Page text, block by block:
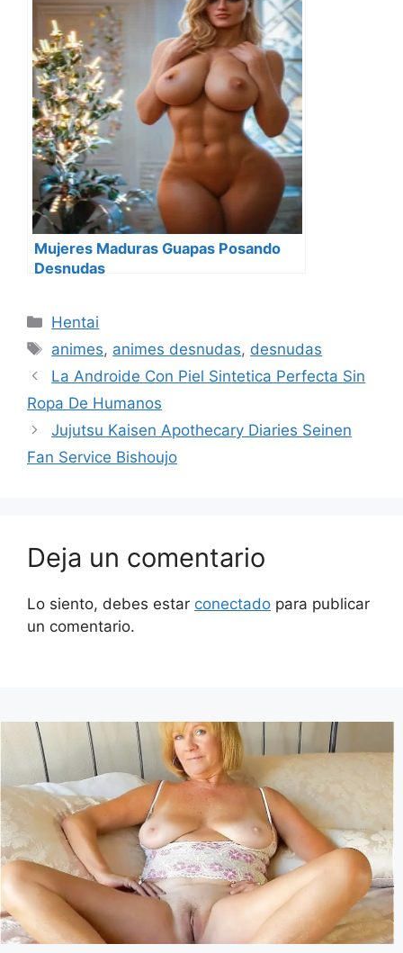
Mujeres Maduras Guapas Posando
Desnudas
Categorías
Hentai
Etiquetas
animes, animes desnudas, desnudas
La Androide Con Piel Sintetica Perfecta Sin
Ropa De Humanos
Jujutsu Kaisen Apothecary Diaries Seinen
Fan Service Bishoujo
Deja un comentario
Lo siento, debes estar conectado para publicar
un comentario.